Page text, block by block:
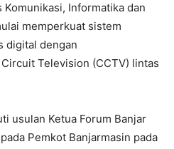
Informatika dan
memperkuat sistem
digital dengan
Television (CCTV) lintas
usulan Ketua Forum Banjar
Pemkot Banjarmasin pada